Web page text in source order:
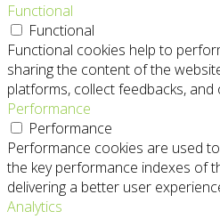
Functional
Functional
Functional cookies help to
sharing the content of the
platforms, collect feedbacks,
Performance
Performance
Performance cookies are used
the key performance indexes of
delivering a better user
Analytics